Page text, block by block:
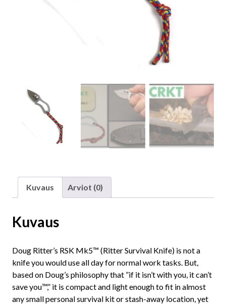
Kuvaus Arviot (0)
Kuvaus
Doug Ritter’s RSK Mk5™ (Ritter Survival Knife) is not a
knife you would use all day for normal work tasks. But,
based on Doug’s philosophy that ”if it isn’t with you, it can’t
save you™,” it is compact and light enough to fit in almost
any small personal survival kit or stash-away location, yet